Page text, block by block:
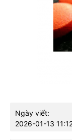
Ngày viết:
2026-01-13